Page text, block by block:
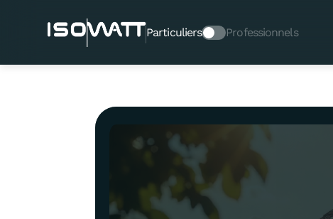
Particuliers Professionnels